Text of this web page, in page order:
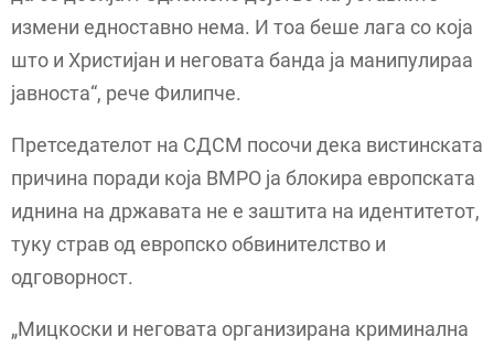
измени едноставно нема. И тоа беше лага со која
што и Христијан и неговата банда ја манипулираа
јавноста“, рече Филипче.
Претседателот на СДСМ посочи дека вистинската
причина поради која ВМРО ја блокира европската
иднина на државата не е заштита на идентитетот,
туку страв од европско обвинителство и
одговорност.
„Мицкоски и неговата организирана криминална